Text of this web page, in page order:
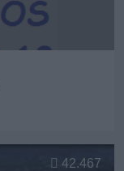
42.467